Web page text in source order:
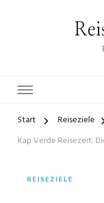
Start
Reiseziele
Kap Verde Reisezeit:
REISEZIELE